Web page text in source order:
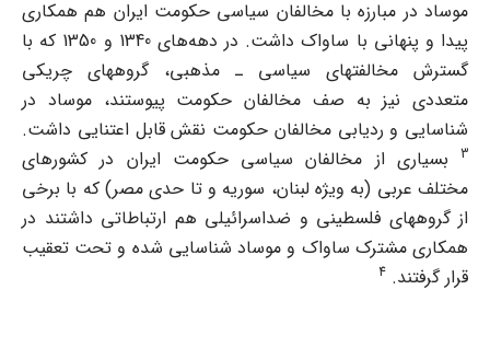
موساد در مبارزه با مخالفان سیاسی حکومت ایران هم همکاری
پیدا و پنهانی با ساواک داشت. در دهه‌های 1340 و 1350 که با
گسترش مخالفتهای سیاسی ـ مذهبی، گروههای چریکی
متعددی نیز به صف مخالفان حکومت پیوستند، موساد در
شناسایی و ردیابی مخالفان حکومت نقش قابل اعتنایی داشت.
3
بسیاری از مخالفان سیاسی حکومت ایران در کشورهای
مختلف عربی (به ویژه لبنان، سوریه و تا حدی مصر) که با برخی
از گروههای فلسطینی و ضداسرائیلی هم ارتباطاتی داشتند در
همکاری مشترک ساواک و موساد شناسایی شده و تحت تعقیب
قرار گرفتند. 4